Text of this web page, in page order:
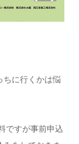
ちに行くかは悩
ですが事前申込